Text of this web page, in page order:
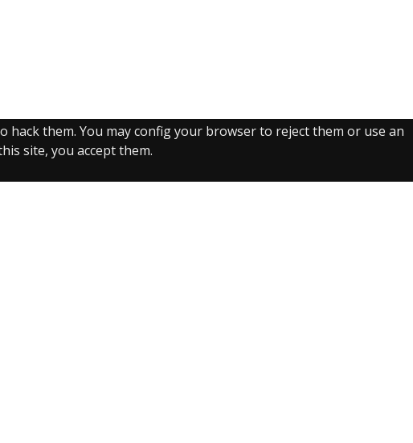
them. You may config your browser to reject them or use an
site, you accept them.